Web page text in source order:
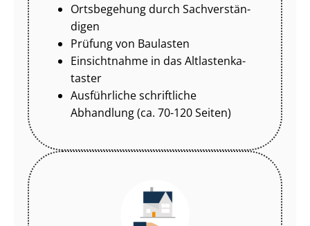
Ortsbegehung durch Sach­ver­stän­
di­gen
Prüfung von Baulasten
Einsichtnahme in das Alt­las­ten­ka­
tas­ter
Ausführliche schriftliche
Abhandlung (ca. 70-120 Seiten)